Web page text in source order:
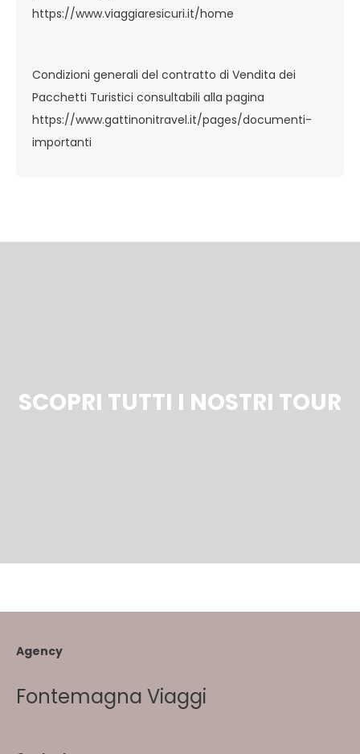
https://www.viaggiaresicuri.it/home
Condizioni generali del contratto di Vendita dei
Pacchetti Turistici consultabili alla pagina
https://www.gattinonitravel.it/pages/documenti-
importanti
SCOPRI TUTTI I NOSTRI TOUR
Agency
Fontemagna Viaggi